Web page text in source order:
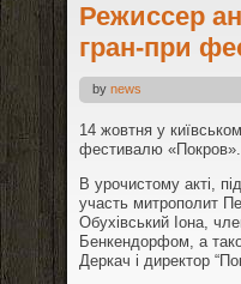
Режиссер
гран-при
by news
14 жовтня у
фестивалю «Покров».
В урочистому акті,
участь митрополит
Обухівський Іона,
Бенкендорфом, а
Деркач і директор